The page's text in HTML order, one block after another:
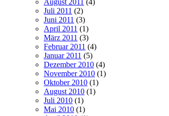
Juli 2011 (2)
Juni 2011 (3)
April 2011 (1)
März 2011 (3)
Februar 2011 (4)
Januar 2011 (5)
Dezember 2010 (4)
November 2010 (1)
Oktober 2010 (1)
August 2010 (1)
Juli 2010 (1)
Mai 2010 (1)